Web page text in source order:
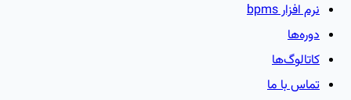
نرم افزار bpms
دوره‌ها
کاتالوگ‌ها
تماس با ما